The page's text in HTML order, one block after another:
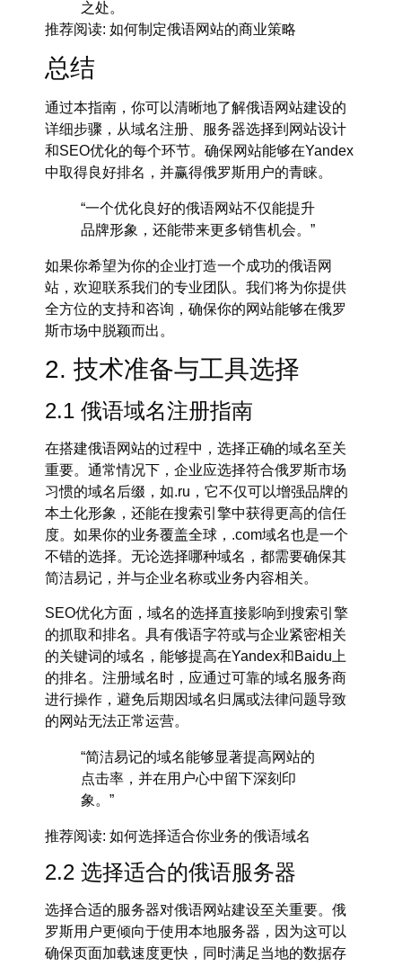
之处。
推荐阅读: 如何制定俄语网站的商业策略
总结
通过本指南，你可以清晰地了解俄语网站建设的
详细步骤 ，从域名注册、服务器选择到网站设计
和SEO优化的每个环节。确保网站能够在Yandex
中取得良好排名，并赢得俄罗斯用户的青睐。
“一个优化良好的俄语网站不仅能提升
品牌形象，还能带来更多销售机会。”
如果你希望为你的企业打造一个成功的俄语网
站，欢迎联系我们的专业团队。我们将为你提供
全方位的支持和咨询，确保你的网站能够在俄罗
斯市场中脱颖而出。
2. 技术准备与工具选择
2.1 俄语域名注册指南
在搭建俄语网站的过程中，选择正确的域名至关
重要。通常情况下，企业应选择符合俄罗斯市场
习惯的域名后缀，如.ru，它不仅可以增强品牌的
本土化形象，还能在搜索引擎中获得更高的信任
度。如果你的业务覆盖全球， .com域名也是一个
不错的选择。无论选择哪种域名，都需要确保其
简洁易记，并与企业名称或业务内容相关。
SEO优化方面，域名的选择直接影响到搜索引擎
的抓取和排名。具有俄语字符或与企业紧密相关
的关键词的域名，能够提高在Yandex和Baidu 上
的排名。注册域名时，应通过可靠的域名服务商
进行操作，避免后期因域名归属或法律问题导致
的网站无法正常运营。
“简洁易记的域名能够显著提高网站的
点击率，并在用户心中留下深刻印
象。”
推荐阅读: 如何选择适合你业务的俄语域名
2.2 选择适合的俄语服务器
选择合适的服务器对俄语网站建设至关重要。俄
罗斯用户更倾向于使用本地服务器，因为这可以
确保页面加载速度更快，同时满足当地的数据存